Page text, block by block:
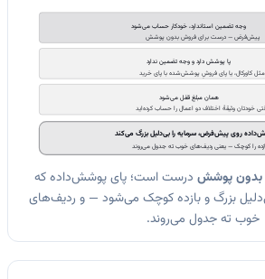
وجه تضمین استاندارد، خودکار حساب می‌شود
پیش‌فرض — درست برای فروش بدون پوشش
پا پوشش دارد و وجه تضمین ندارد
مثل کاورکال، یا پای فروشِ پوشش‌شده با پای خرید
همان مبلغ قفل می‌شود
خودتان وثیقهٔ اختلاف دو اعمال را حساب کرده‌اید
روی پیش‌فرض، سرمایه را بی‌دلیل بزرگ می‌کند
را کوچک — یعنی ردیف‌های خوب ته جدول می‌روند
بدون پوشش درست است؛ پای پوشش‌داده که
بزرگ و بازده کوچک می‌شود — و ردیف‌های
خوب ته جدول می‌روند.